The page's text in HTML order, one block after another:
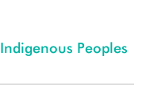
Indigenous Peoples